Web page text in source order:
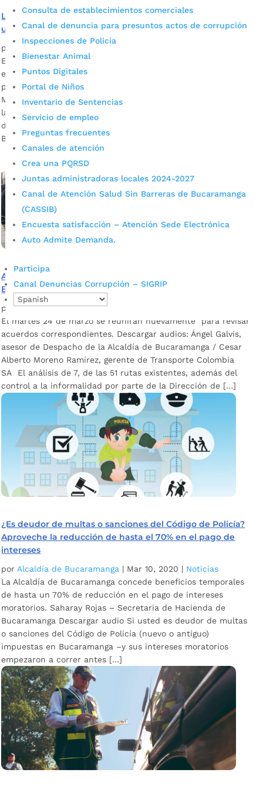
Consulta de establecimientos comerciales
Canal de denuncia para presuntos actos de corrupción
Inspecciones de Policía
Bienestar Animal
Puntos Digitales
Portal de Niños
Inventario de Sentencias
Servicio de empleo
Preguntas frecuentes
Canales de atención
Crea una PQRSD
Juntas administradoras locales 2024-2027
Canal de Atención Salud Sin Barreras de Bucaramanga
(CASSIB)
Encuesta satisfacción – Atención Sede Electrónica
Auto Admite Demanda.
Participa
Canal Denuncias Corrupción – SIGRIP
La corresponsabilidad con la provincia de Soto Norte será
una realidad
por Alcaldía de Bucaramanga
El alcalde de Bucaramanga, Juan Carlos Cárdenas Rey,
estuvo reunido con los gobernantes y delegados de la
provincia de Soto Norte y la gerente del Acueducto
Metropolitano de Bucaramanga, Zoraida Ortiz, hablando de
la corresponsabilidad con la zona y la protección y defensa
del Páramo de Santurbán. Juan Carlos Cárdenas, alcalde de
Bucaramanga Descargar audio […]
Avances positivos dejó reunión entre Alcaldía de
Bucaramanga y transportadores del servicio público
porAlcaldía de Bucaramanga
El martes 24 de marzo se reunirán nuevamente para revisar
acuerdos correspondientes. Descargar audios: Ángel Galvis,
asesor de Despacho de la Alcaldía de Bucaramanga / Cesar
Alberto Moreno Ramírez, gerente de Transporte Colombia
SA El análisis de 7, de las 51 rutas existentes, además del
control a la informalidad por parte de la Dirección de […]
¿Es deudor de multas o sanciones del Código de Policía?
Aproveche la reducción de hasta el 70% en el pago de
intereses
por Alcaldía de Bucaramanga | Mar 10, 2020 | Noticias
La Alcaldía de Bucaramanga concede beneficios temporales
de hasta un 70% de reducción en el pago de intereses
moratorios. Saharay Rojas – Secretaria de Hacienda de
Bucaramanga Descargar audio Si usted es deudor de multas
o sanciones del Código de Policía (nuevo o antiguo)
impuestas en Bucaramanga –y sus intereses moratorios
empezaron a correr antes […]